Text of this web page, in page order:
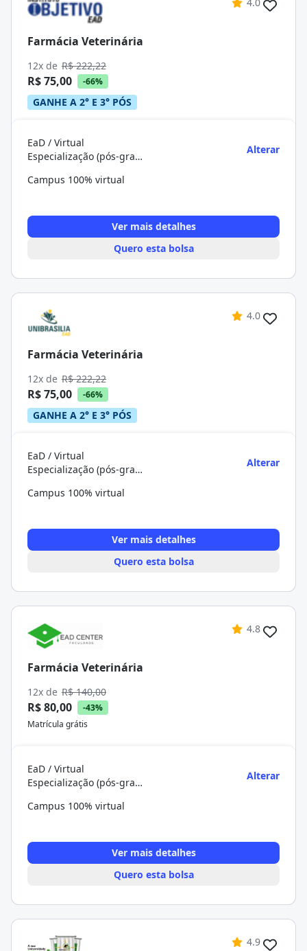
Farmácia Veterinária
12x de R$ 222,22
R$ 75,00 -66%
GANHE A 2° E 3° PÓS
EaD / Virtual
Especialização (pós-graduação)
Alterar
Campus 100% virtual
Ver mais detalhes
Quero esta bolsa
4.0
Farmácia Veterinária
12x de R$ 222,22
R$ 75,00 -66%
GANHE A 2° E 3° PÓS
EaD / Virtual
Especialização (pós-graduação)
Alterar
Campus 100% virtual
Ver mais detalhes
Quero esta bolsa
4.8
Farmácia Veterinária
12x de R$ 140,00
R$ 80,00
-43%
Matrícula grátis
EaD / Virtual
Especialização (pós-graduação)
Alterar
Campus 100% virtual
Ver mais detalhes
Quero esta bolsa
4.9